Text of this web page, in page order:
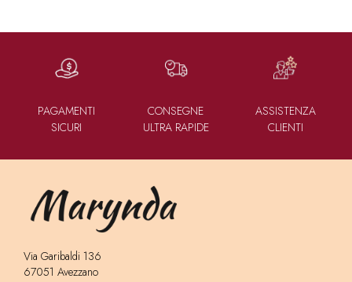
PAGAMENTI
SICURI
CONSEGNE
ULTRA RAPIDE
ASSISTENZA
CLIENTI
Via Garibaldi 136
67051 Avezzano